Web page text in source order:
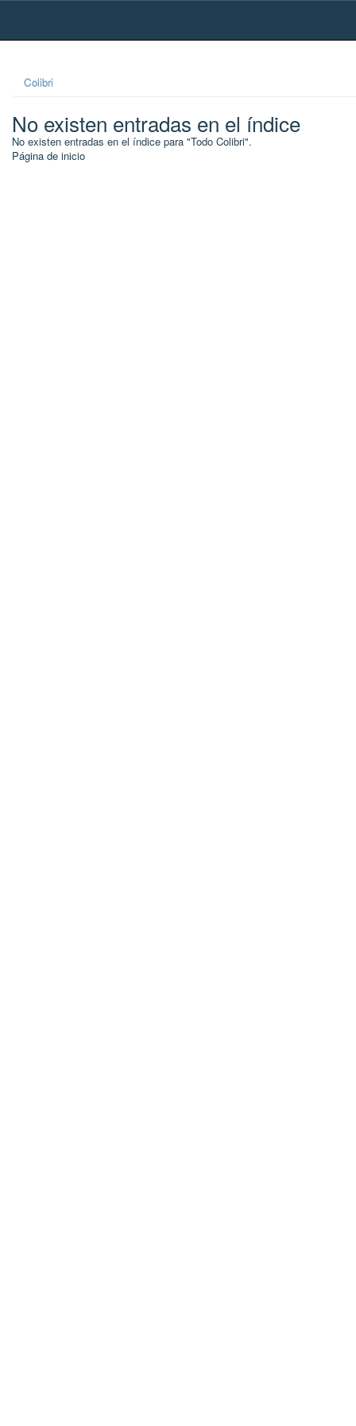
Skip
Colibri
No existen entradas en el índice
No existen entradas en el índice para "Todo Colibri".
Página de inicio